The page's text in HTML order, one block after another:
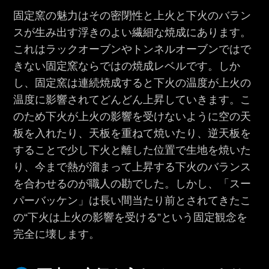
固定窯の魅力はその密閉性と上火と下火のバラン
スが生み出す浮きのよい繊細な焼成にあります。
これはラックオーブンやトンネルオーブンではで
きない固定窯ならではの焼成レベルです。しか
し、固定窯は連続焼成すると下火の温度が上火の
温度に影響されてどんどん上昇していきます。こ
のため下火が上火の影響を受けないように空の天
板を入れたり、天板を重ねて焼いたり、逆天板を
することで少し下火と離した位置で生地を焼いた
り、今まで熱が溜まって上昇する下火のバランス
を合わせるのが職人の勘でした。しかし、「スー
パーバッケン」は長い間当たり前とされてきたこ
の“下火は上火の影響を受ける”という固定観念を
完全に壊します。